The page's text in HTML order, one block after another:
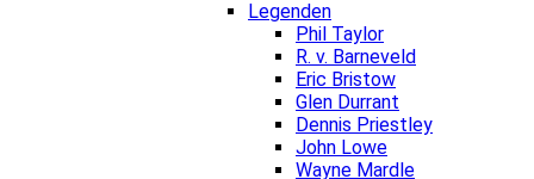
Legenden
Phil Taylor
R. v. Barneveld
Eric Bristow
Glen Durrant
Dennis Priestley
John Lowe
Wayne Mardle